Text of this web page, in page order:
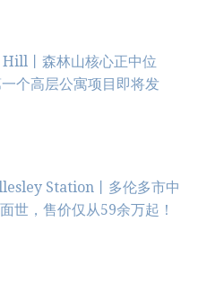
丨森林山核心正中位
个高层公寓项目即将发
Station丨多伦多市中
世，售价仅从59余万起！